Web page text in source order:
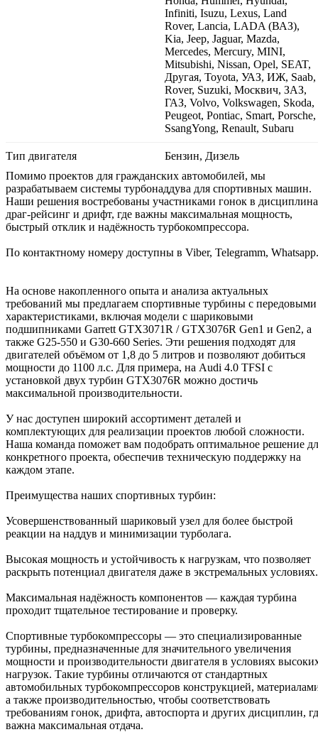
Infiniti, Isuzu, Lexus, Land
Rover, Lancia, LADA (ВАЗ),
Kia, Jeep, Jaguar, Mazda,
Mercedes, Mercury, MINI,
Mitsubishi, Nissan, Opel, SEAT,
Другая, Toyota, УАЗ, ИЖ, Saab,
Rover, Suzuki, Москвич, ЗАЗ,
ГАЗ, Volvo, Volkswagen, Skoda,
Peugeot, Pontiac, Smart, Porsche,
SsangYong, Renault, Subaru
Тип двигателя
Бензин, Дизель
Помимо проектов для гражданских автомобилей, мы
разрабатываем системы турбонаддува для спортивных машин.
Наши решения востребованы участниками гонок в
драг-рейсинг и дрифт, где важны максимальная мощность,
быстрый отклик и надёжность турбокомпрессора.
По контактному номеру доступны в Viber, Telegramm, Whatsapp.
На основе накопленного опыта и анализа актуальных
требований мы предлагаем спортивные турбины с передовыми
характеристиками, включая модели с шариковыми
подшипниками Garrett GTX3071R / GTX3076R Gen1 и Gen2, а
также G25-550 и G30-660 Series. Эти решения подходят для
двигателей объёмом от 1,8 до 5 литров и позволяют добиться
мощности до 1100 л.с. Для примера, на Audi 4.0 TFSI с
установкой двух турбин GTX3076R можно достичь
максимальной производительности.
У нас доступен широкий ассортимент деталей и
комплектующих для реализации проектов любой сложности.
Наша команда поможет вам подобрать оптимальное решение
конкретного проекта, обеспечив техническую поддержку на
каждом этапе.
Преимущества наших спортивных турбин:
Усовершенствованный шариковый узел для более быстрой
реакции на наддув и минимизации турболага.
Высокая мощность и устойчивость к нагрузкам, что позволяет
раскрыть потенциал двигателя даже в экстремальных условиях.
Максимальная надёжность компонентов — каждая турбина
проходит тщательное тестирование и проверку.
Спортивные турбокомпрессоры — это специализированные
турбины, предназначенные для значительного увеличения
мощности и производительности двигателя в условиях
нагрузок. Такие турбины отличаются от стандартных
автомобильных турбокомпрессоров конструкцией,
а также производительностью, чтобы соответствовать
требованиям гонок, дрифта, автоспорта и других дисциплин,
важна максимальная отдача.